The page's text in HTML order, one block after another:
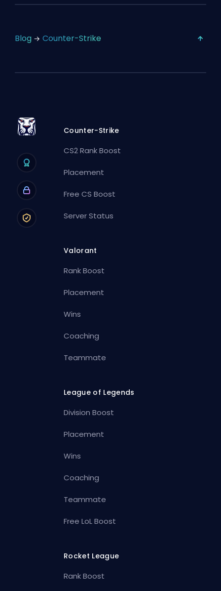
Blog Counter-Strike
Counter-Strike
CS2 Rank Boost
Placement
Free CS Boost
Server Status
Valorant
Rank Boost
Placement
Wins
Coaching
Teammate
League of Legends
Division Boost
Placement
Wins
Coaching
Teammate
Free LoL Boost
Rocket League
Rank Boost